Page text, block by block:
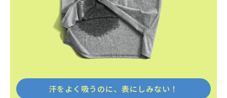
YES NO
汗をよく吸うのに、表にしみない！